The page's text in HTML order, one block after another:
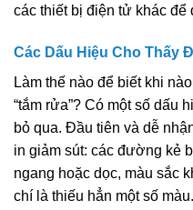
các thiết bị điện tử khác để
Các Dấu Hiệu Cho Thấy
Làm thế nào để biết khi
“tắm rửa”? Có một số dấu
bỏ qua. Đầu tiên và dễ
in giảm sút: các đường kẻ
ngang hoặc dọc, màu sắc
chí là thiếu hẳn một số